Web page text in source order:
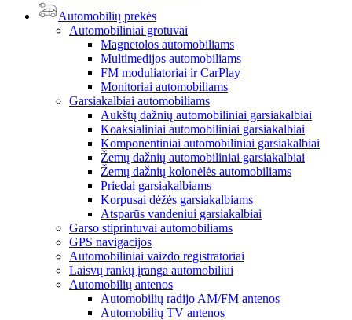
Automobilių prekės
Automobiliniai grotuvai
Magnetolos automobiliams
Multimedijos automobiliams
FM moduliatoriai ir CarPlay
Monitoriai automobiliams
Garsiakalbiai automobiliams
Aukštų dažnių automobiliniai garsiakalbiai
Koaksialiniai automobiliniai garsiakalbiai
Komponentiniai automobiliniai garsiakalbiai
Žemų dažnių automobiliniai garsiakalbiai
Žemų dažnių kolonėlės automobiliams
Priedai garsiakalbiams
Korpusai dėžės garsiakalbiams
Atsparūs vandeniui garsiakalbiai
Garso stiprintuvai automobiliams
GPS navigacijos
Automobiliniai vaizdo registratoriai
Laisvų rankų įranga automobiliui
Automobilių antenos
Automobilių radijo AM/FM antenos
Automobilių TV antenos